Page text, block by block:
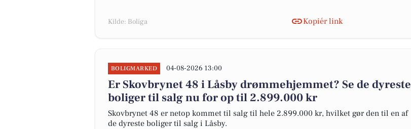
Kilde: Boliga Kopiér link
BOLIGMARKED 04-08-2026 13:00
Er Skovbrynet 48 i Låsby drømmehjemmet? Se de dyreste
boliger til salg nu for op til 2.899.000 kr
Skovbrynet 48 er netop kommet til salg til hele 2.899.000 kr, hvilket gør den til en af
de dyreste boliger til salg i Låsby.